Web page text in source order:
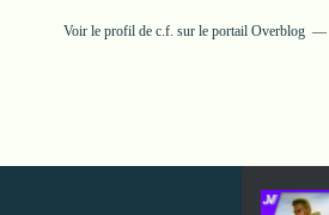
Voir le profil de c.f. sur le portail Overblog